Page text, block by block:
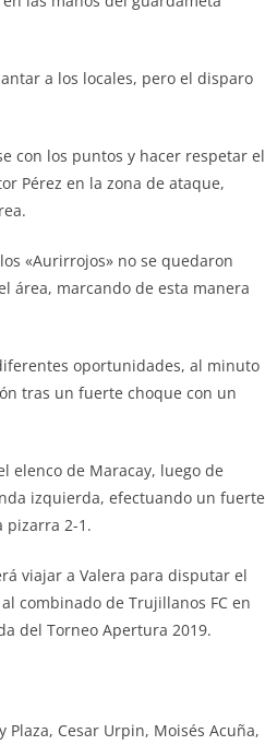
a los locales, pero el disparo
con los puntos y hacer respetar el
Pérez en la zona de ataque,
«Aurirrojos» no se quedaron
área, marcando de esta manera
oportunidades, al minuto
tras un fuerte choque con un
elenco de Maracay, luego de
izquierda, efectuando un fuerte
pizarra 2-1.
viajar a Valera para disputar el
combinado de Trujillanos FC en
del Torneo Apertura 2019.
Cesar Urpin, Moisés Acuña,